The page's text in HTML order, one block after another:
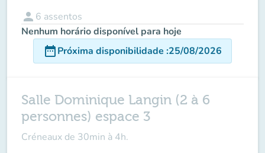
person 6 assentos
Nenhum horário disponível para hoje
date_rangePróxima disponibilidade :25/08/2026
Salle Dominique Langin (2 à 6
personnes) espace 3
Créneaux de 30min à 4h.